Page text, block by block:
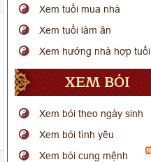
Xem tuổi mua nhà
Xem tuổi làm ăn
Xem hướng nhà hợp tuổi
XEM BÓI
Xem bói theo ngày sinh
Xem bói tình yêu
Xem bói cung mệnh